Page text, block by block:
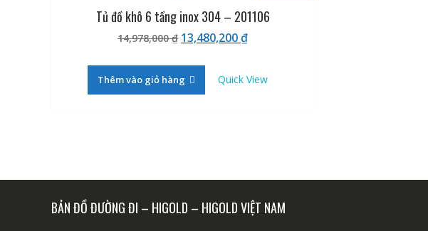
Tủ đồ khô 6 tầng inox 304 – 201106
14,978,000₫ Giá
là:
14,978,000 ₫.
13,480,200₫Giá
là:
Thêm vào giỏ hàng Quick View
BẢN ĐỒ ĐƯỜNG ĐI – HIGOLD – HIGOLD VIỆT NAM